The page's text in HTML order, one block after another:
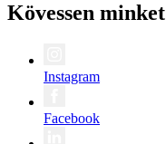
Kövessen minket
Instagram
Facebook